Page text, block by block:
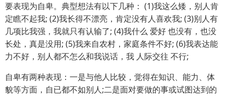
要表现为自卑。典型想法有以下几种： (1)我这么矮，别人肯
定瞧不起我; (2)我长得不漂亮，肯定没有人喜欢我; (3)别人有
几项比我强，我就只有认输了; (4)我什么 爱好 也没有，也没
长处，真是没用; (5)我来自农村，家庭条件不好; (6)我表达能
力不好，别人都不怎么和我说话，我 人际交往 不行;
自卑有两种表现：一是与他人比较，觉得在知识、能力、体
貌等方面，自已都不如别人;二是面对要做的事或试图达到的